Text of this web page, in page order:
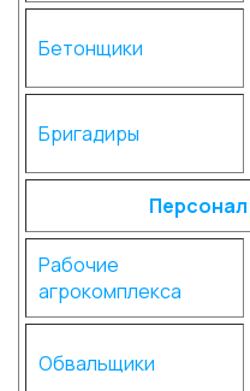
Бетонщики
Бригадиры
Рабочие
агрокомплекса
Обвальщики